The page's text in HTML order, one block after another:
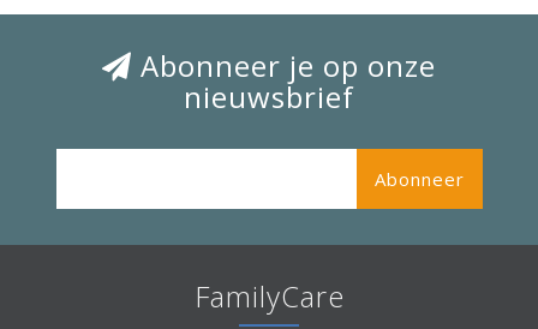
Abonneer je op onze
nieuwsbrief
Abonneer
FamilyCare